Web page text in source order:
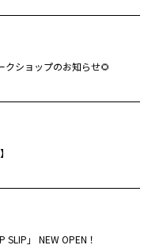
クショップのお知らせ🌻
SLIP」 NEW OPEN！